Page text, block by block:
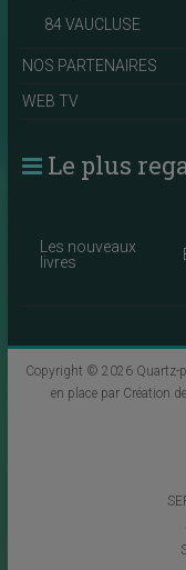
84 VAUCLUSE
NOS PARTENAIRES
WEB TV
Le plus
Les nouveaux
livres
Copyright © 2026 Quartz-
en place par Création